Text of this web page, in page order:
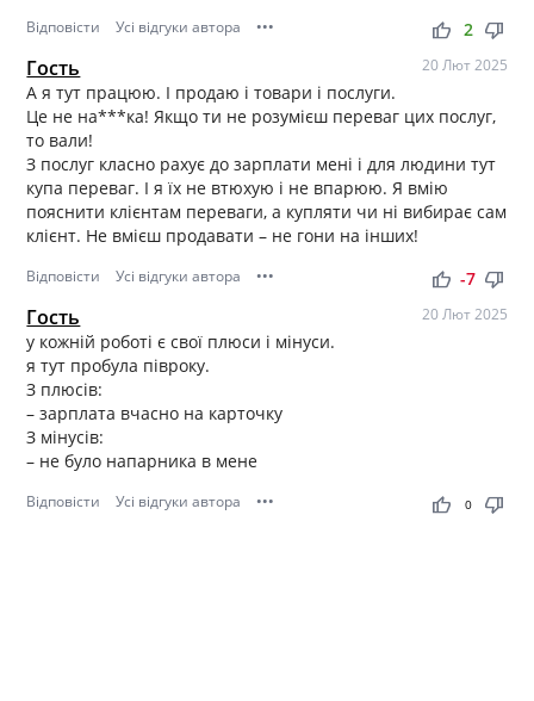
Відповісти Усі відгуки автора ••• thumb_up thumb_down
2
Гость 20 Лют 2025
А я тут працюю. І продаю і товари і послуги.
Це не на***ка! Якщо ти не розумієш переваг цих послуг,
то вали!
З послуг класно рахує до зарплати мені і для людини тут
купа переваг. І я їх не втюхую і не впарюю. Я вмію
пояснити клієнтам переваги, а купляти чи ні вибирає сам
клієнт. Не вмієш продавати – не гони на інших!
Відповісти Усі відгуки автора ••• thumb_up thumb_down
-7
Гость 20 Лют 2025
у кожній роботі є свої плюси і мінуси.
я тут пробула півроку.
З плюсів:
– зарплата вчасно на карточку
З мінусів:
– не було напарника в мене
Відповісти Усі відгуки автора ••• thumb_up thumb_down
0